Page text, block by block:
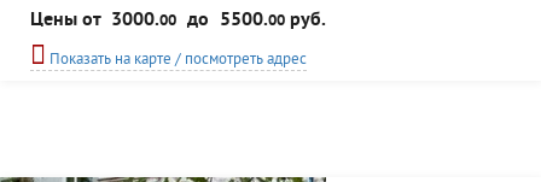
инфраструктура отеля, вместительная, охраняемая автопарковка, гармония
тишины и чистого воздуха располагают к полноценному отдыху и
плодотворной работе.Гостиничный комплекс «АМАКС Парк-отель»
расположен на одной из главных магистралей города —...
Цены от 3000.00 до 5500.00 руб.
Показать на карте / посмотреть адрес